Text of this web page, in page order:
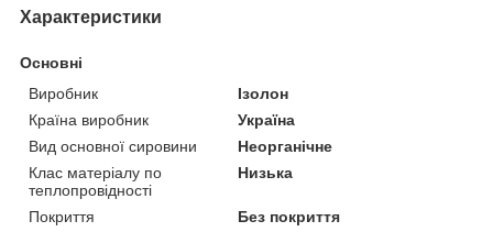
Характеристики
Основні
Виробник
Ізолон
Країна виробник
Україна
Вид основної сировини
Неорганічне
Клас матеріалу по
теплопровідності
Низька
Покриття
Без покриття